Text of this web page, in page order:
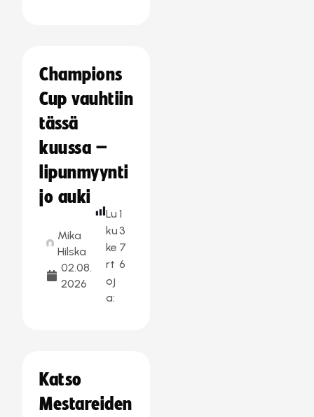
Champions
Cup vauhtiin
tässä
kuussa –
lipunmyynti
jo auki
Mika
Hilska
02.08.
2026
Lu
ku
ke
rt
oj
a:
1
3
7
6
Katso
Mestareiden